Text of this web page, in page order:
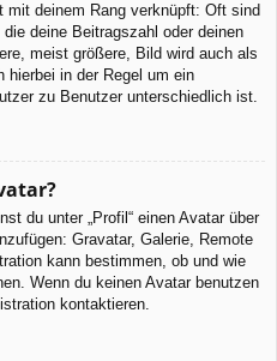
deinem Rang verknüpft: Oft sind
deine Beitragszahl oder deinen
meist größere, Bild wird auch als
hierbei in der Regel um ein
zu Benutzer unterschiedlich ist.
du unter „Profil“ einen Avatar über
Gravatar, Galerie, Remote
kann bestimmen, ob und wie
Wenn du keinen Avatar benutzen
kontaktieren.